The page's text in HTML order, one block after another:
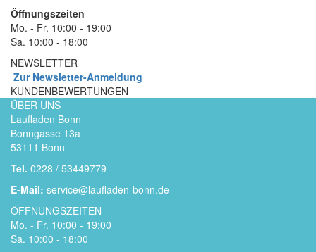
Öffnungszeiten
Mo. - Fr. 10:00 - 19:00
Sa. 10:00 - 18:00
NEWSLETTER
Zur Newsletter-Anmeldung
KUNDENBEWERTUNGEN
ÜBER UNS
Laufladen Bonn
Bonngasse 13a
53111 Bonn
Tel. 0228 / 53449779
E-Mail: service@laufladen-bonn.de
ÖFFNUNGSZEITEN
Mo. - Fr. 10:00 - 19:00
Sa. 10:00 - 18:00